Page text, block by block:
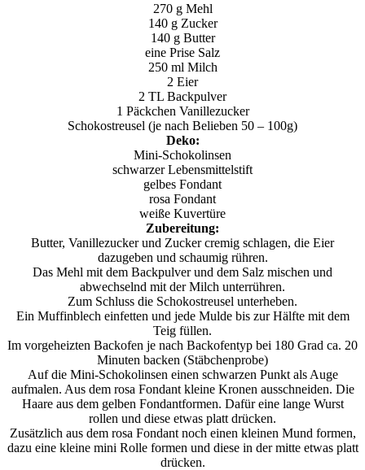
270 g Mehl
140 g Zucker
140 g Butter
eine Prise Salz
250 ml Milch
2 Eier
2 TL Backpulver
1 Päckchen Vanillezucker
Schokostreusel (je nach Belieben 50 – 100g)
Deko:
Mini-Schokolinsen
schwarzer Lebensmittelstift
gelbes Fondant
rosa Fondant
weiße Kuvertüre
Zubereitung:
Butter, Vanillezucker und Zucker cremig schlagen, die Eier
dazugeben und schaumig rühren.
Das Mehl mit dem Backpulver und dem Salz mischen und
abwechselnd mit der Milch unterrühren.
Zum Schluss die Schokostreusel unterheben.
Ein Muffinblech einfetten und jede Mulde bis zur Hälfte mit dem
Teig füllen.
Im vorgeheizten Backofen je nach Backofentyp bei 180 Grad ca. 20
Minuten backen (Stäbchenprobe)
Auf die Mini-Schokolinsen einen schwarzen Punkt als Auge
aufmalen. Aus dem rosa Fondant kleine Kronen ausschneiden. Die
Haare aus dem gelben Fondantformen. Dafür eine lange Wurst
rollen und diese etwas platt drücken.
Zusätzlich aus dem rosa Fondant noch einen kleinen Mund formen,
dazu eine kleine mini Rolle formen und diese in der mitte etwas platt
drücken.